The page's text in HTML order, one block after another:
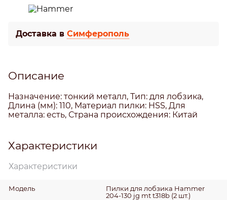
Доставка в Симферополь
Описание
Назначение: тонкий металл, Тип: для лобзика,
Длина (мм): 110, Материал пилки: HSS, Для
металла: есть, Страна происхождения: Китай
Характеристики
Характеристики
Модель
Пилки для лобзика Hammer
204-130 jg mt t318b (2 шт.)